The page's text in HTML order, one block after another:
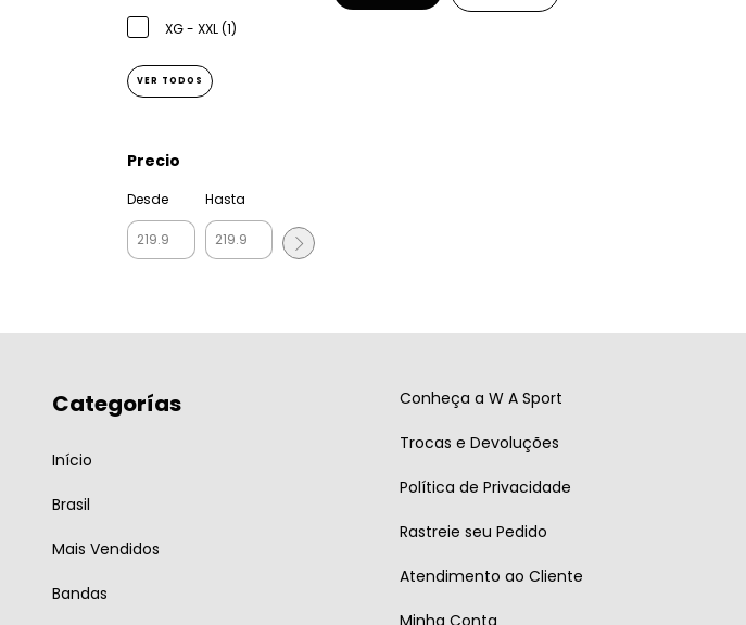
XG - XXL (1)
VER TODOS
Precio
Desde Hasta
Categorías
Início
Brasil
Mais Vendidos
Bandas
Conheça a W A Sport
Trocas e Devoluções
Política de Privacidade
Rastreie seu Pedido
Atendimento ao Cliente
Minha Conta